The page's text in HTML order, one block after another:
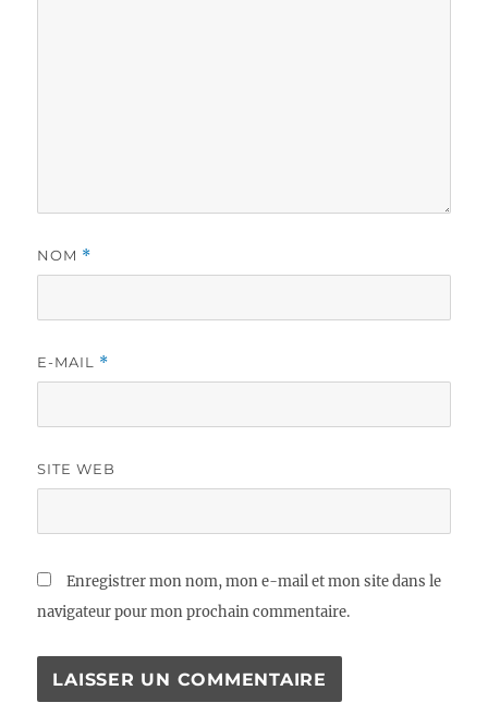
NOM *
E-MAIL *
SITE WEB
Enregistrer mon nom, mon e-mail et mon site dans le
navigateur pour mon prochain commentaire.